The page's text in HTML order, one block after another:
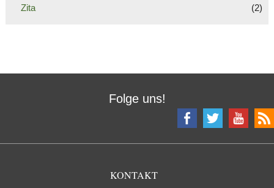
Zita (2)
Folge uns!
KONTAKT